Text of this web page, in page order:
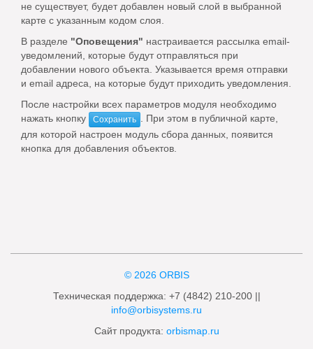
не существует, будет добавлен новый слой в выбранной
карте с указанным кодом слоя.
В разделе "Оповещения" настраивается рассылка email-
уведомлений, которые будут отправляться при
добавлении нового объекта. Указывается время отправки
и email адреса, на которые будут приходить уведомления.
После настройки всех параметров модуля необходимо
нажать кнопку
Сохранить . При этом в публичной карте,
для которой настроен модуль сбора данных, появится
кнопка для добавления объектов.
© 2026 ORBIS
Техническая поддержка: +7 (4842) 210-200 ||
info@orbisystems.ru
Сайт продукта: orbismap.ru